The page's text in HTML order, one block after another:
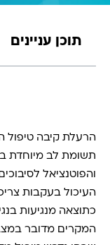
תוכן עניינים
הרעלת קיבה טיפול
תשומת לב מיוחדת
והפוטנציאל
העיכול בעקבות
כתוצאה מנגיעות
המקרים מדובר במצב